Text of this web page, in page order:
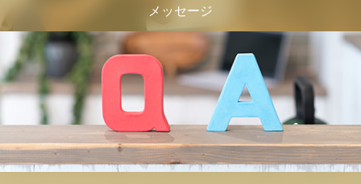
メッセージ